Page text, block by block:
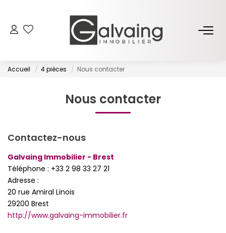
À Vendre
À Louer
ESTIMER
GESTION LOCATIVE
L’AGENCE
Accueil 4 pièces Nous contacter
Nous contacter
Contactez-nous
Galvaing Immobilier - Brest
Téléphone : +33 2 98 33 27 21
Adresse :
20 rue Amiral Linois
29200 Brest
http://www.galvaing-immobilier.fr